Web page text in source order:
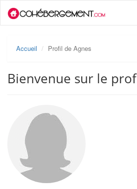
Accueil Profil de Agnes
Bienvenue sur le